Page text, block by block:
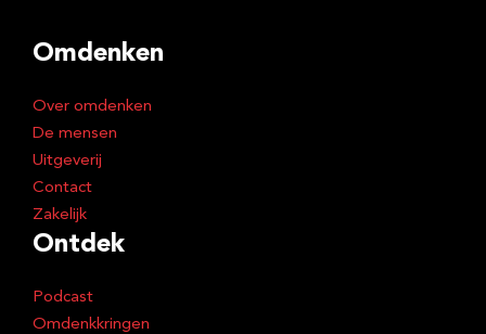
Omdenken
Over omdenken
De mensen
Uitgeverij
Contact
Zakelijk
Ontdek
Podcast
Omdenkkringen